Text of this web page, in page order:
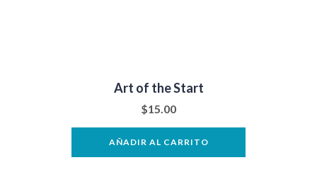
Art of the Start
$15.00
AÑADIR AL CARRITO